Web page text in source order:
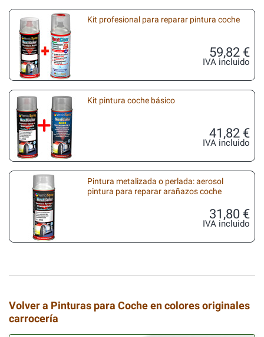
Kit profesional para reparar pintura coche
59,82 €
IVA incluido
Kit pintura coche básico
41,82 €
IVA incluido
Pintura metalizada o perlada: aerosol
pintura para reparar arañazos coche
31,80 €
IVA incluido
Volver a Pinturas para Coche en colores originales
carrocería